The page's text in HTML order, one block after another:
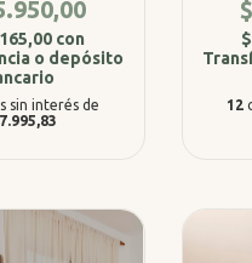
con
o depósito
sin interés de
12